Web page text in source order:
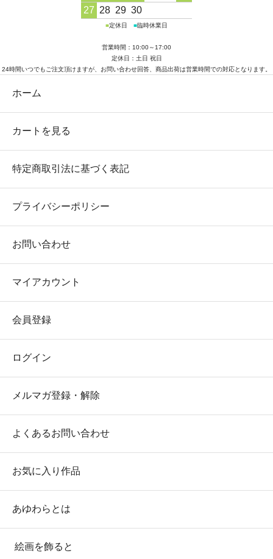
27 28 29 30
■定休日 ■臨時休業日
営業時間：10:00～17:00
定休日：土日 祝日
24時間いつでもご注文頂けますが、お問い合わせ回答、商品出荷は営業時間での対応となります。
ホーム
カートを見る
特定商取引法に基づく表記
プライバシーポリシー
お問い合わせ
マイアカウント
会員登録
ログイン
メルマガ登録・解除
よくあるお問い合わせ
お気に入り作品
あゆわらとは
絵画を飾ると